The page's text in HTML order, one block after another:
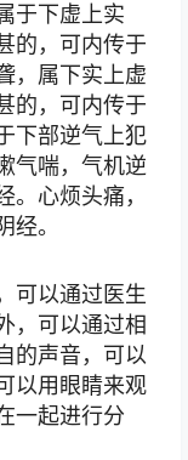
于下虚上实
的，可内传于
，属下实上虚
的，可内传于
下部逆气上犯
气喘，气机逆
心烦头痛，
。
可以通过医生
，可以通过相
的声音，可以
以用眼睛来观
一起进行分